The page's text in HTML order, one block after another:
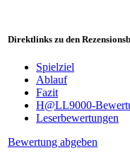
Direktlinks zu den
Spielziel
Ablauf
Fazit
H@LL9000-
Leserbewertungen
Bewertung abgeben